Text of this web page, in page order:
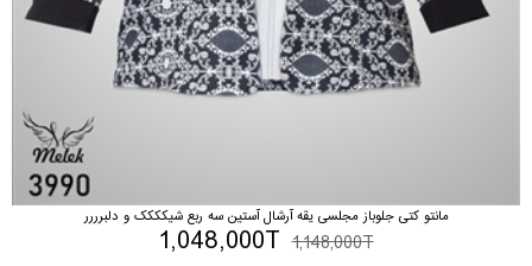
مانتو کتی جلوباز مجلسی یقه آرشال آستین سه ربع شیکککک و دلبرررر
1,148,000T
1,048,000T